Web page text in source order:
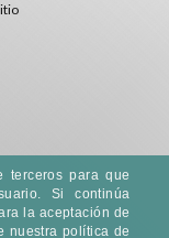
terceros para que
Si continúa
la aceptación de
nuestra política de